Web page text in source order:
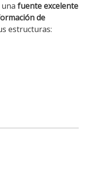
fuente excelente
de
estructuras: